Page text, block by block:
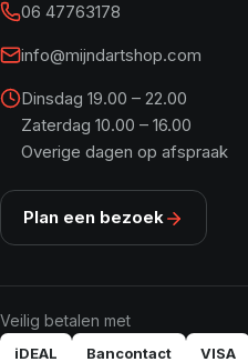
06 47763178
info@mijndartshop.com
Dinsdag 19.00 – 22.00
Zaterdag 10.00 – 16.00
Overige dagen op afspraak
Plan een bezoek
Veilig betalen met
iDEAL Bancontact VISA